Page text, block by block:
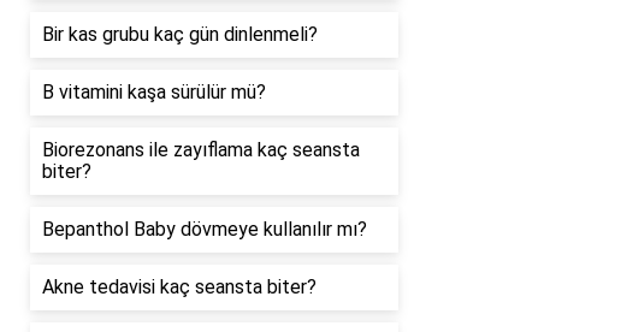
Bir kas grubu kaç gün dinlenmeli?
B vitamini kaşa sürülür mü?
Biorezonans ile zayıflama kaç seansta
biter?
Bepanthol Baby dövmeye kullanılır mı?
Akne tedavisi kaç seansta biter?